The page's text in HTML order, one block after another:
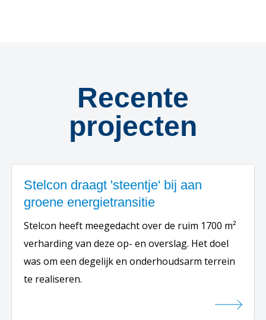
Recente
projecten
Stelcon draagt 'steentje' bij aan
groene energietransitie
Stelcon heeft meegedacht over de ruim 1700 m²
verharding van deze op- en overslag. Het doel
was om een degelijk en onderhoudsarm terrein
te realiseren.